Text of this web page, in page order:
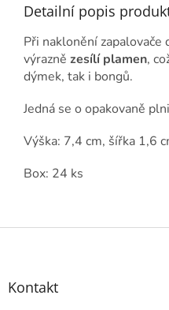
Detailní popis
Při naklonění
výrazně zesílí plamen,
dýmek, tak i bongů.
Jedná se o opakovaně
Výška: 7,4 cm, šířka 1,6
Box: 24 ks
Z
Kontakt